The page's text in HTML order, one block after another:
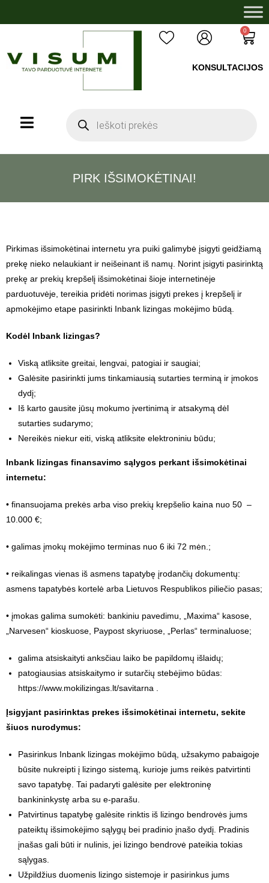
0
KONSULTACIJOS
PIRK IŠSIMOKĖTINAI!
Pirkimas išsimokėtinai internetu yra puiki galimybė įsigyti geidžiamą
prekę nieko nelaukiant ir neišeinant iš namų. Norint įsigyti pasirinktą
prekę ar prekių krepšelį išsimokėtinai šioje internetinėje
parduotuvėje, tereikia pridėti norimas įsigyti prekes į krepšelį ir
apmokėjimo etape pasirinkti Inbank lizingas mokėjimo būdą.
Kodėl Inbank lizingas?
Viską atliksite greitai, lengvai, patogiai ir saugiai;
Galėsite pasirinkti jums tinkamiausią sutarties terminą ir įmokos
dydį;
Iš karto gausite jūsų mokumo įvertinimą ir atsakymą dėl
sutarties sudarymo;
Nereikės niekur eiti, viską atliksite elektroniniu būdu;
Inbank lizingas finansavimo sąlygos perkant išsimokėtinai
internetu:
• finansuojama prekės arba viso prekių krepšelio kaina nuo 50 –
10.000 €;
• galimas įmokų mokėjimo terminas nuo 6 iki 72 mėn.;
• reikalingas vienas iš asmens tapatybę įrodančių dokumentų:
asmens tapatybės kortelė arba Lietuvos Respublikos piliečio pasas;
• įmokas galima sumokėti: bankiniu pavedimu, „Maxima“ kasose,
„Narvesen“ kioskuose, Paypost skyriuose, „Perlas“ terminaluose;
galima atsiskaityti anksčiau laiko be papildomų išlaidų;
patogiausias atsiskaitymo ir sutarčių stebėjimo būdas:
https://www.mokilizingas.lt/savitarna
Įsigyjant pasirinktas prekes išsimokėtinai internetu, sekite
šiuos nurodymus:
Pasirinkus Inbank lizingas mokėjimo būdą, užsakymo pabaigoje
būsite nukreipti į lizingo sistemą, kurioje jums reikės patvirtinti
savo tapatybę. Tai padaryti galėsite per elektroninę
bankininkystę arba su e-parašu.
Patvirtinus tapatybę galėsite rinktis iš lizingo bendrovės jums
pateiktų išsimokėjimo sąlygų bei pradinio įnašo dydį. Pradinis
įnašas gali būti ir nulinis, jei lizingo bendrovė pateikia tokias
sąlygas.
Užpildžius duomenis lizingo sistemoje ir pasirinkus jums